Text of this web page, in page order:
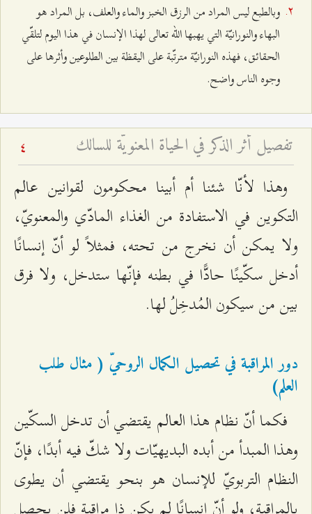
وبالطبع ليس المراد من الرزق الخبز والماء والعلف، بل المراد هو
البهاء والنورانيّة التي يهبها الله تعالى لهذا الإنسان في هذا اليوم لتلقّي
الحقائق، فهذه النورانيّة مترتّبة على اليقظة بين الطلوعين وأثرها على
وجوه الناس واضح.
تفصيل أثر الذكر في الحياة المعنويّة للسالك 4
وهذا لأنّا شئنا أم أبينا محكومون لقوانين عالم
التكوين في الاستفادة من الغذاء المادّي والمعنويّ،
ولا يمكن أن نخرج من تحته، فمثلاً لو أنّ إنسانًا
أدخل سكّينًا حادًّا في بطنه فإنّها ستدخل، ولا فرق
بين من سيكون المُدخِلُ لها.
دور المراقبة في تحصيل الكمال الروحيّ ( مثال طلب
العلم)
فكما أنّ نظام هذا العالم يقتضي أن تدخل السكّين
وهذا المبدأ من أبده البديهيّات ولا شكّ فيه أبدًا، فإنّ
النظام التربويّ للإنسان هو بنحو يقتضي أن يطوى